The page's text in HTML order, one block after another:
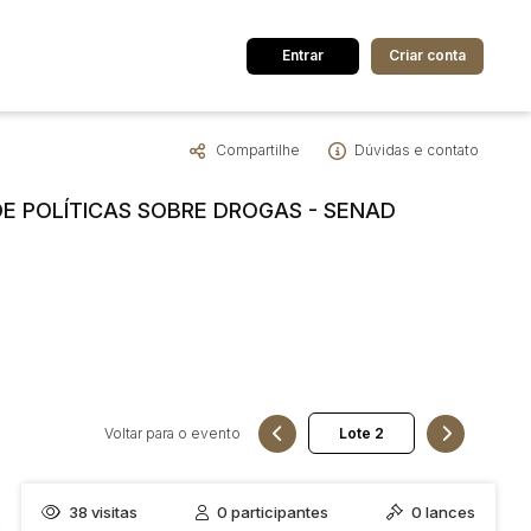
Cidade
Entrar Criar conta
Compartilhe Dúvidas e contato
POLÍTICAS SOBRE DROGAS - SENAD
Voltar para o evento
38 visitas 0 participantes 0 lances